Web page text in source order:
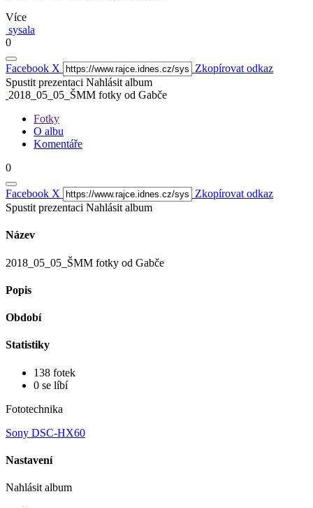
Více
sysala
0
Facebook X
Zkopírovat odkaz
Spustit prezentaci Nahlásit album
2018_05_05_ŠMM fotky od Gabče
Fotky
O albu
Komentáře
0
Facebook X
Zkopírovat odkaz
Spustit prezentaci Nahlásit album
Název
2018_05_05_ŠMM fotky od Gabče
Popis
Období
Statistiky
138 fotek
0 se líbí
Fototechnika
Sony DSC-HX60
Nastavení
Nahlásit album